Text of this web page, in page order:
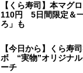
【くら寿司】本マグ
110円 5日間限定＆
ろ」も
【今日から】くら寿
ボ “実物”オリジナ
ーチ